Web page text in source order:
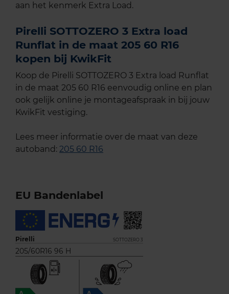
aan het kenmerk Extra Load.
Pirelli SOTTOZERO 3 Extra load
Runflat in de maat 205 60 R16
kopen bij KwikFit
Koop de Pirelli SOTTOZERO 3 Extra load Runflat
in de maat 205 60 R16 eenvoudig online en plan
ook gelijk online je montageafspraak in bij jouw
KwikFit vestiging.
Lees meer informatie over de maat van deze
autoband: 205 60 R16
EU Bandenlabel
Pirelli SOTTOZERO 3
205/60R16 96 H